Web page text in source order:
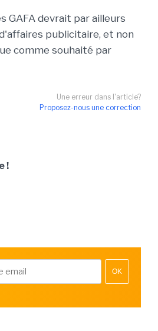
GAFA devrait par ailleurs
publicitaire, et non
comme souhaité par
Une erreur dans l'article?
Proposez-nous une correction
!
OK